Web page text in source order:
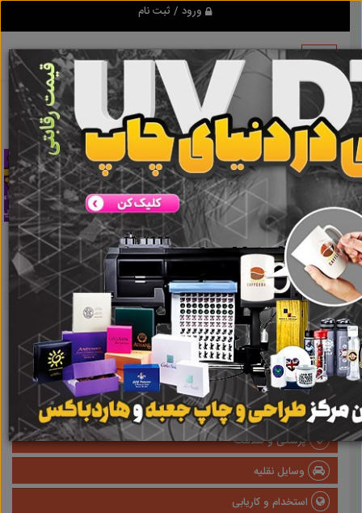
ورود / ثبت نام
تبلیغ کن نوت بوک استوک دل نتایج جستجو برای برچسبنوت بوک
استوک دل
نتایج جستجو برای برچسبنوت بوک استوک
دل
گروه ها
املاک
صنعتی
پزشکی و سلامت
وسایل نقلیه
استخدام و کاریابی